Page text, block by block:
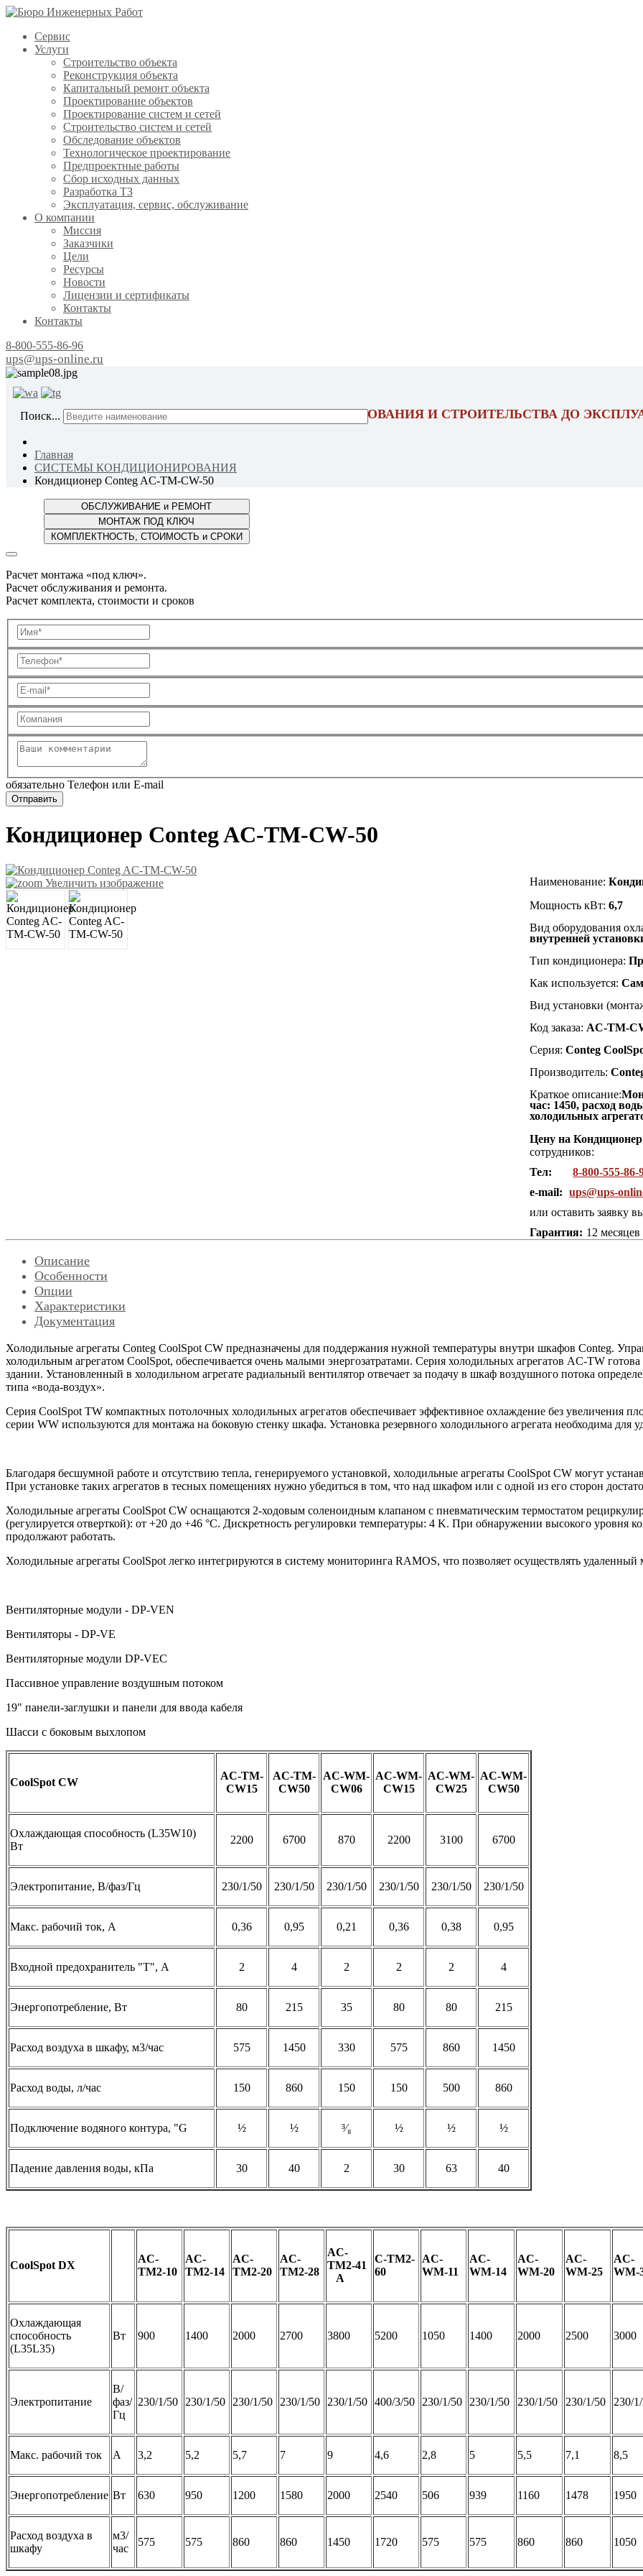
Сервис
Услуги
Строительство объекта
Реконструкция объекта
Капитальный ремонт объекта
Проектирование объектов
Проектирование систем и сетей
Строительство систем и сетей
Обследование объектов
Технологическое проектирование
Предпроектные работы
Сбор исходных данных
Разработка ТЗ
Эксплуатация, сервис, обслуживание
О компании
Миссия
Заказчики
Цели
Ресурсы
Новости
Лицензии и сертификаты
Контакты
Контакты
8-800-555-86-96
ups@ups-online.ru
ОТ ПРОЕКТИРОВАНИЯ И СТРОИТЕЛЬСТВА ДО
Поиск...
Главная
СИСТЕМЫ КОНДИЦИОНИРОВАНИЯ
Кондиционер Conteg AC-TM-CW-50
Расчет монтажа «под ключ».
Расчет обслуживания и ремонта.
Расчет комплекта, стоимости и сроков
обязательно Телефон или E-mail
Кондиционер Conteg AC-TM-CW-50
Увеличить изображение Наименование:К
Мощность кВт:6,7
Вид оборудования
внутренней
Тип кондиционера:
Как используется:
Вид установки
Код заказа: AC-TM-
Серия: Conteg
Производитель:
Краткое описание:
час: 1450, расход
холодильных
Цену на
сотрудников:
Тел:
8-800-555-86-
e-mail:
ups@ups-
или оставить заявку
Гарантия: 12 месяцев
Описание
Особенности
Опции
Характеристики
Документация
Холодильные агрегаты Conteg CoolSpot CW предназначены для поддержания нужной температуры внутри шкафов Conteg.
холодильным агрегатом CoolSpot, обеспечивается очень малыми энергозатратами. Серия холодильных агрегатов AC-ТW
здании. Установленный в холодильном агрегате радиальный вентилятор отвечает за подачу в шкаф воздушного потока
типа «вода-воздух».
Серия CoolSpot TW компактных потолочных холодильных агрегатов обеспечивает эффективное охлаждение без увеличения
серии WW используются для монтажа на боковую стенку шкафа. Установка резервного холодильного агрегата необходима
Благодаря бесшумной работе и отсутствию тепла, генерируемого установкой, холодильные агрегаты CoolSpot CW могут
При установке таких агрегатов в тесных помещениях нужно убедиться в том, что над шкафом или с одной из его сторон
Холодильные агрегаты CoolSpot CW оснащаются 2-ходовым соленоидным клапаном с пневматическим термостатом
(регулируется отверткой): от +20 до +46 °C. Дискретность регулировки температуры: 4 K. При обнаружении высокого уровня
продолжают работать.
Холодильные агрегаты CoolSpot легко интегрируются в систему мониторинга RAMOS, что позволяет осуществлять
Вентиляторные модули - DP-VEN
Вентиляторы - DP-VE
Вентиляторные модули DP-VEC
Пассивное управление воздушным потоком
19" панели-заглушки и панели для ввода кабеля
Шасси с боковым выхлопом
CoolSpot CW
AC-TM-
CW15
AC-TM-
CW50
AC-WM-
CW06
AC-WM-
CW15
AC-WM-
CW25
AC-WM-
CW50
Охлаждающая способность (L35W10)
Вт
2200 6700 870 2200 3100 6700
Электропитание, В/фаз/Гц 230/1/50 230/1/50 230/1/50 230/1/50 230/1/50 230/1/50
Макс. рабочий ток, А 0,36 0,95 0,21 0,36 0,38 0,95
Входной предохранитель "T", А 2 4 2 2 2 4
Энергопотребление, Вт 80 215 35 80 80 215
Расход воздуха в шкафу, м3/час 575 1450 330 575 860 1450
Расход воды, л/час 150 860 150 150 500 860
Подключение водяного контура, "G ½ ½ ³∕₈ ½ ½ ½
Падение давления воды, кПа 30 40 2 30 63 40
CoolSpot DX
AC-
TM2-10
AC-
TM2-14
AC-
TM2-20
AC-
TM2-28
AC-
TM2-41
A
C-TM2-
60
AC-
WM-11
AC-
WM-14
AC-
WM-20
AC-
WM-25
AC-
WM-
Охлаждающая
способность
(L35L35)
Вт 900 1400 2000 2700 3800 5200 1050 1400 2000 2500 3000
Электропитание
В/
фаз/
Гц
230/1/50 230/1/50 230/1/50 230/1/50 230/1/50 400/3/50 230/1/50 230/1/50 230/1/50 230/1/50 230/
Макс. рабочий ток А 3,2 5,2 5,7 7 9 4,6 2,8 5 5,5 7,1 8,5
Энергопотребление Вт 630 950 1200 1580 2000 2540 506 939 1160 1478 1950
Расход воздуха в
шкафу
м3/
час
575 575 860 860 1450 1720 575 575 860 860 1050